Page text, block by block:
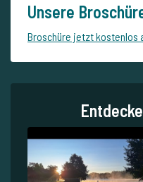
Unsere
Broschüre jetzt kostenlos